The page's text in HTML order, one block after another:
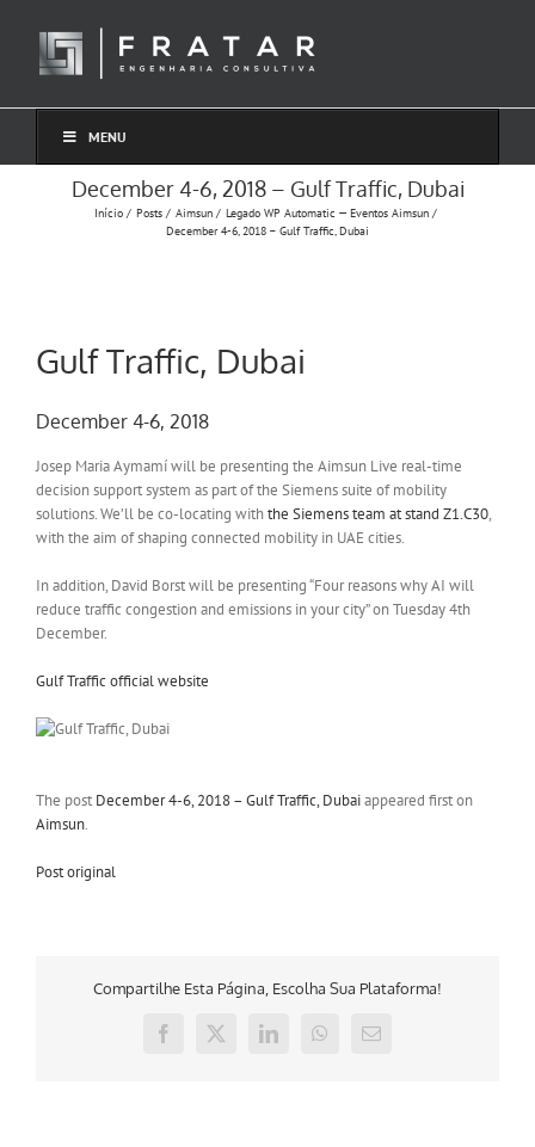
conteúdo
MENU
December 4-6, 2018 – Gulf Traffic, Dubai
Início Posts Aimsun
Legado WP Automatic — Eventos Aimsun
December 4-6, 2018 – Gulf Traffic, Dubai
Gulf Traffic, Dubai
December 4-6, 2018
Josep Maria Aymamí will be presenting the Aimsun Live real-time
decision support system as part of the Siemens suite of mobility
solutions. We’ll be co-locating withthe Siemens team at stand Z1.C30,
with the aim of shaping connected mobility in UAE cities.
In addition, David Borst will be presenting “Four reasons why AI will
reduce traffic congestion and emissions in your city” on Tuesday 4th
December.
Gulf Traffic official website
The post December 4-6, 2018 – Gulf Traffic, Dubaiappeared first on
Aimsun.
Post original
Compartilhe Esta Página, Escolha Sua Plataforma!
Facebook
X LinkedInWhatsApp
E-